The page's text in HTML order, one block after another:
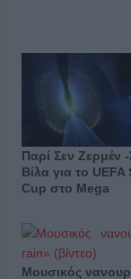
Παρί Σεν Ζερμέν
Βίλα για το UEFA
Cup στο Mega
Μουσικός